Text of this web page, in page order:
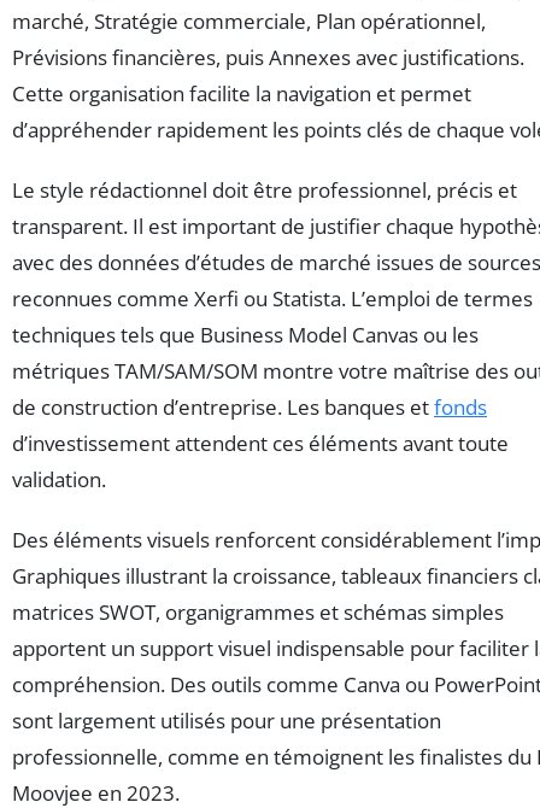
marché, Stratégie commerciale, Plan opérationnel,
Prévisions financières, puis Annexes avec justifications.
Cette organisation facilite la navigation et permet
d’appréhender rapidement les points clés de chaque
Le style rédactionnel doit être professionnel, précis et
transparent. Il est important de justifier chaque
avec des données d’études de marché issues de sources
reconnues comme Xerfi ou Statista. L’emploi de termes
techniques tels que Business Model Canvas ou les
métriques TAM/SAM/SOM montre votre maîtrise des
de construction d’entreprise. Les banques etfonds
d’investissement attendent ces éléments avant toute
validation.
Des éléments visuels renforcent considérablement
Graphiques illustrant la croissance, tableaux financiers
matrices SWOT, organigrammes et schémas simples
apportent un support visuel indispensable pour faciliter
compréhension. Des outils comme Canva ou
sont largement utilisés pour une présentation
professionnelle, comme en témoignent les finalistes du
Moovjee en 2023.